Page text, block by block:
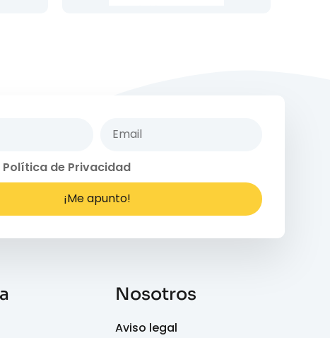
Política de Privacidad
¡Me apunto!
Nosotros
Aviso legal